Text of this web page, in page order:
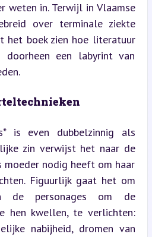
weten in. Terwijl in Vlaamse
over terminale ziekte
het boek zien hoe literatuur
doorheen een labyrint van
is even dubbelzinnig als
zin verwijst het naar de
moeder nodig heeft om haar
Figuurlijk gaat het om
de personages om de
hen kwellen, te verlichten:
nabijheid, dromen van